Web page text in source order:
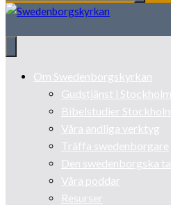
Om Swedenborgskyrkan
Gudstjänst i Stockholm
Bibelstudier
Våra andliga verktyg
Träffa swedenborgare
Den swedenborgska
Våra poddar
Resurser